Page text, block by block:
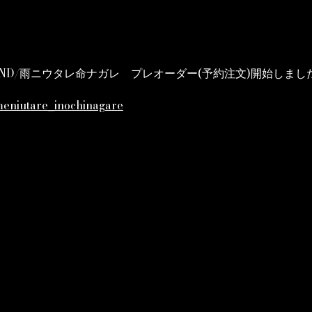
雨ニウタレ命ナガレ プレオーダー(予約注文)開始しまし